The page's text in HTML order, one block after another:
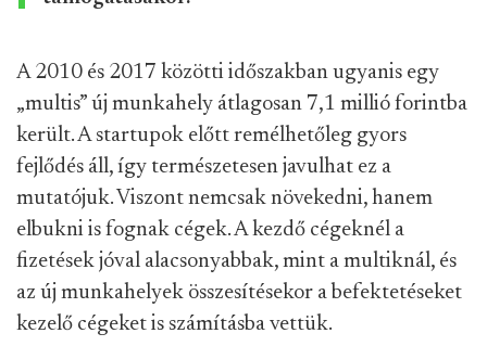
A 2010 és 2017 közötti időszakban ugyanis egy
„multis” új munkahely átlagosan 7,1 millió forintba
került. A startupok előtt remélhetőleg gyors
fejlődés áll, így természetesen javulhat ez a
mutatójuk. Viszont nemcsak növekedni, hanem
elbukni is fognak cégek. A kezdő cégeknél a
fizetések jóval alacsonyabbak, mint a multiknál, és
az új munkahelyek összesítésekor a befektetéseket
kezelő cégeket is számításba vettük.